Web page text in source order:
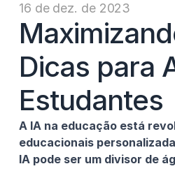
16 de dez. de 2023
Dicas para
Estudantes
A IA na educação está
educacionais
IA pode ser um divisor de